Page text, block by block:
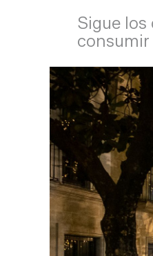
Sigue los
consumir